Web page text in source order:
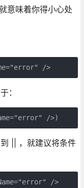
意味着你得小心处
/>
：
/>)
|| ，就建议将条件
/>